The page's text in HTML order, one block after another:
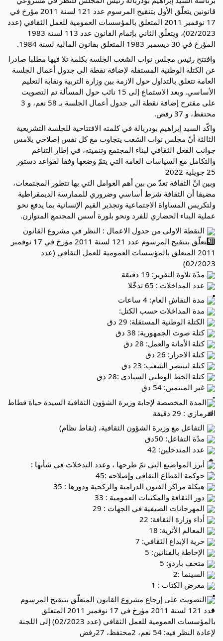
قانونين يتعلّق الأول بتنقيح المرسوم عدد 121 لسنة 2011 مؤرخ في
17 نوفمبر 2011 المتعلق بالمؤسسات العمومية للعمل الثقافي (عدد
02/2023)، ويتعلّق الثاني بإتمام القانون عدد 113 لسنة 1983
المؤرخ في 30 ديسمبر 1983 المتعلق بقانون المالية لسنة
1984.
وافتتح رئيس مجلس نواب الشعب الجلسة بكلمة تلا فيها مطلبا صادرا
عن الكتلة الوطنية المستقلة لإضافة نقطة الى جدول أعمال الجلسة
العامة تتعلق بالتداول حول الازمة بين وزارة التربية ونقابة التعليم
الأساسي. وبعد الاستماع إلى 15 نائب حول المسألة تم التصويت
على مقترح إضافة نقطة الى جدول أعمال الجلسة بـ 58 نعم، و 3
محتفظ، و 37 رفض.
واكّد السيد إبراهيم بودربالة في كلمته الافتتاحية للجلسة التشريعية
الثالثة أنّ مجلس نواب الشعب يتجاوب مع كل نفس إصلاحي يلامس
جوانب الفعل الثقافي لبناء المجتمع وتنميته، في إطار التناغم
والتكامل مع السياسات العامة التي يتمّ وضعها وفقا لقواعد دستور
25 جويلية 2022
وبين انّ الثقافة تعدّ من بين أهم العوامل التي بها تتطور المجتمعات،
مضيفا أن الثقافة شرط أساسي وضروري للممارسة الديمقراطية
ولتكريس المساواة الاجتماعية وتجذير القيم الإنسانية بما يدفع نحو
عملية البناء الحضاري للفرد ونحو بلورة أسس المجتمع المتوازن.
النقطة الاولى من جدول الاعمال : النظر في مشروع القانون
المتعلّق بتنقيح المرسوم عدد 121 لسنة 2011 مؤرخ في 17 نوفمبر
2011 المتعلق بالمؤسسات العمومية للعمل الثقافي (عدد
02/2023)
مدّة تلاوة التقرير: 19 دقيقة
عدد المداخلات : 65 تدخّلا
مدة النقاش العام: 4 ساعات
مدة المداخلات حسب الكتل:
الكتلة الوطنية المستقلة: 29 دق
كتلة صوت الجمهورية: 38 دق
كتلة الأمانة والعمل: 28 دق
كتلة الاحرار: 26 دق
كتلة لينتصر الشعب: 23 دق
كتلة الخط الوطني السيادي :28 دق
غير المنتمين: 54 دق
المدة المخصصة لإجابة وزيرة الشؤون الثقافية السيدة حياة قطاط
القرمازي : 29 دقيقة
التفاعل مع وزيرة الشؤون الثقافية، (نقاط نظام)
مدّة التفاعل: 50دق
عدد المتدخلين: 42
أبرز المواضيع التي تمّ طرحها ، وعدد التدخلات في شأنها :
حوكمة القطاع الثقافي وإصلاحه :45
هيكلة مراكز الفنون الدرامية والركحية ودورها : 35
دور الثقافة والمكتبات العمومية : 33
المهرجانات الصيفية في الجهات : 29
أداء وزارة الثقافة: 22
المعالم الأثرية: 18
حرية الإبداع الثقافي: 7
الإحاطة بالفنانين: 5
متحف باردو: 5
السينما :2
معرض الكتاب : 1
التصويت على إرجاع مشروع القانون المتعلّق بتنقيح المرسوم
عدد 121 لسنة 2011 مؤرخ في 17 نوفمبر 2011 المتعلق
بالمؤسسات العمومية للعمل الثقافي (عدد 02/2023) إلى اللجنة
لإعادة النظر فيه: 54 نعم، 2محتفظ، 27رفض